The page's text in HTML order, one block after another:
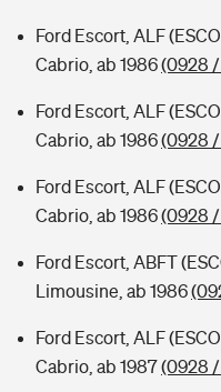
Ford Escort, ALF
Cabrio, ab 1986(0928
Ford Escort, ALF
Cabrio, ab 1986(0928 /
Ford Escort, ALF
Cabrio, ab 1986(0928 /
Ford Escort, ABFT
Limousine, ab 1986
Ford Escort, ALF
Cabrio, ab 1987(0928 /